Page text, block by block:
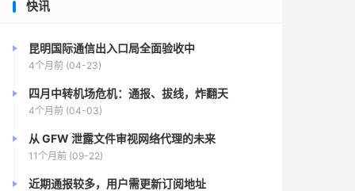
快讯
昆明国际通信出入口局全面验收中
4个月前 (04-23)
四月中转机场危机：通报、拔线，炸翻天
4个月前 (04-03)
从 GFW 泄露文件审视网络代理的未来
11个月前 (09-22)
近期通报较多，用户需更新订阅地址